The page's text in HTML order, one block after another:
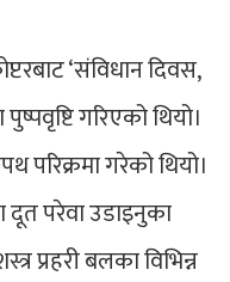
‘संविधान दिवस,
गरिएको थियो।
परिक्रमा गरेको थियो।
दूत परेवा उडाइनुका
प्रहरी बलका विभिन्न